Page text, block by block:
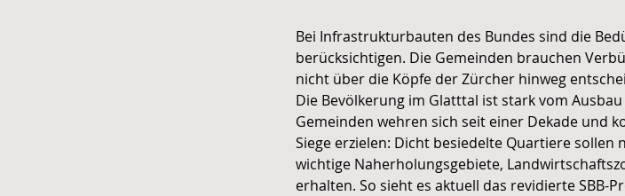
Bei Infrastrukturbauten des Bundes sind die
berücksichtigen. Die Gemeinden brauchen
nicht über die Köpfe der Zürcher hinweg
Die Bevölkerung im Glatttal ist stark vom
Gemeinden wehren sich seit einer Dekade und
Siege erzielen: Dicht besiedelte Quartiere
wichtige Naherholungsgebiete,
erhalten. So sieht es aktuell das revidierte SBB-